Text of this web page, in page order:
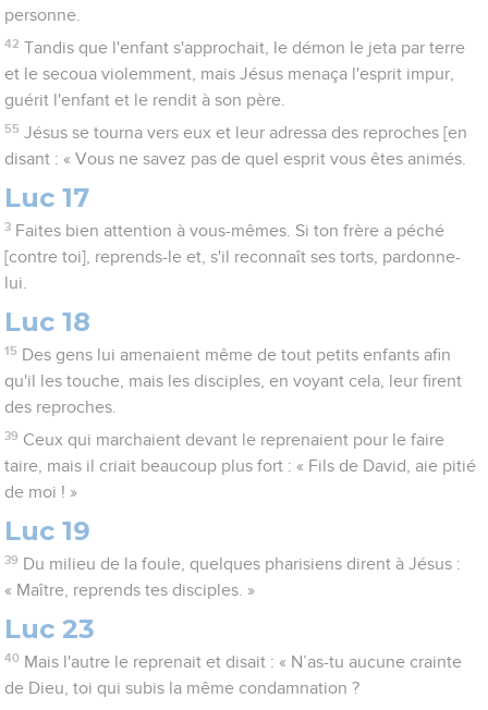
personne.
42 Tandis que l'enfant s'approchait, le démon le jeta par terre
et le secoua violemment, mais Jésus menaça l'esprit impur,
guérit l'enfant et le rendit à son père.
55 Jésus se tourna vers eux et leur adressa des reproches [en
disant : « Vous ne savez pas de quel esprit vous êtes animés.
Luc 17
3 Faites bien attention à vous-mêmes. Si ton frère a péché
[contre toi], reprends-le et, s'il reconnaît ses torts, pardonne-
lui.
Luc 18
15 Des gens lui amenaient même de tout petits enfants afin
qu'il les touche, mais les disciples, en voyant cela, leur firent
des reproches.
39 Ceux qui marchaient devant le reprenaient pour le faire
taire, mais il criait beaucoup plus fort : « Fils de David, aie pitié
de moi ! »
Luc 19
39 Du milieu de la foule, quelques pharisiens dirent à Jésus :
« Maître, reprends tes disciples. »
Luc 23
40 Mais l'autre le reprenait et disait : « N’as-tu aucune crainte
de Dieu, toi qui subis la même condamnation ?